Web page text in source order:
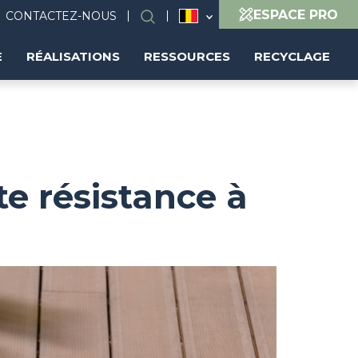
CONTACTEZ-NOUS Search ESPACE PRO
RÉALISATIONS RESSOURCES RECYCLAGE
résistance à